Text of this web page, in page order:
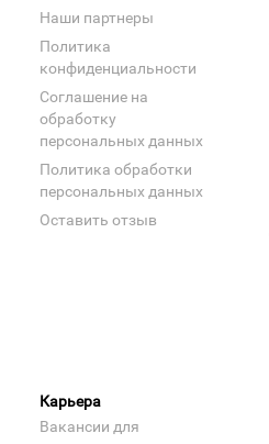
Наши партнеры
Политика
конфиденциальности
Соглашение на
обработку
персональных данных
Политика обработки
персональных данных
Оставить отзыв
Карьера
Вакансии для